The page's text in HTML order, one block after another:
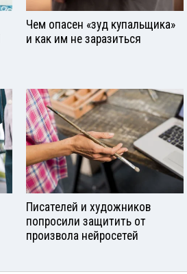
Чем опасен «зуд купальщика»
и как им не заразиться
Писателей и художников
попросили защитить от
произвола нейросетей